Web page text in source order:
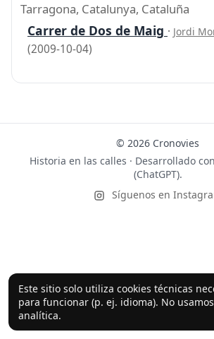
Este sitio solo utiliza cookies técnicas
para funcionar (p. ej. idioma). No usamos
analítica.
Tarragona, Catalunya, Cataluña
Carrer de Dos de Maig · Jordi
(2009-10-04)
© 2026 Cronovies
Historia en las calles · Desarrollado
(ChatGPT).
Síguenos en